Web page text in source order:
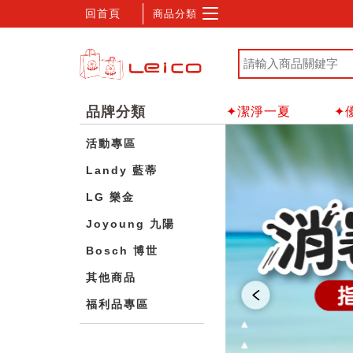
回首頁 商品分類
品牌分類 ✦潔淨一夏 ✦
活動專區
Landy 藍蒂
LG 樂金
Joyoung 九陽
Bosch 博世
其他商品
福利品專區